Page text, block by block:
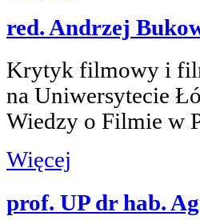
red. Andrzej
Krytyk filmowy i
na Uniwersytecie
Wiedzy o Filmie w
Więcej
prof. UP dr hab.